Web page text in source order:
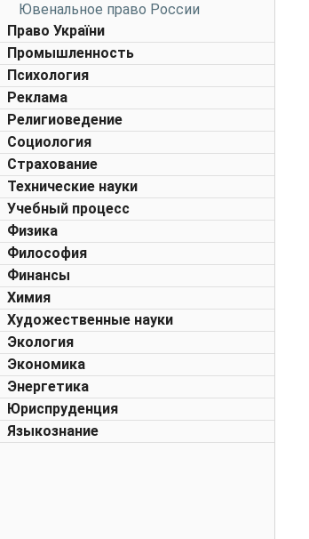
Ювенальное право России
Право України
Промышленность
Психология
Реклама
Религиоведение
Социология
Страхование
Технические науки
Учебный процесс
Физика
Философия
Финансы
Химия
Художественные науки
Экология
Экономика
Энергетика
Юриспруденция
Языкознание